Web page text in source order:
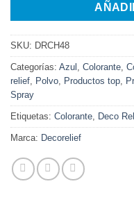
SKU: DRCH48
Categorías: Azul , Colorante,
relief, Polvo, Productos top,
Spray
Etiquetas: Colorante, Deco
Marca: Decorelief